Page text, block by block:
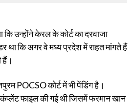
उन्होंने केरल के कोर्ट का दरवाजा
था कि अगर वे मध्य प्रदेश में राहत मांगते हैं
हैं।
POCSO कोर्ट में भी पेंडिंग है।
कंप्लेंट फाइल की गई थी जिसमें फरमान खान